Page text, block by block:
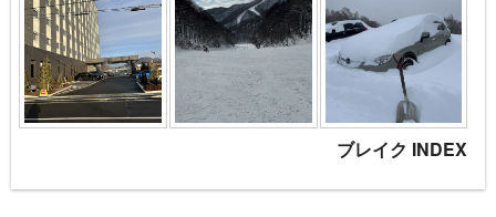
ブレイク INDEX